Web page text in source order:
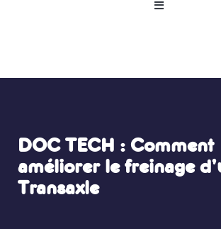
DOC TECH : Comment
améliorer le freinage
Transaxle